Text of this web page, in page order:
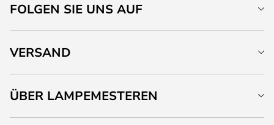
FOLGEN SIE UNS AUF
VERSAND
ÜBER LAMPEMESTEREN